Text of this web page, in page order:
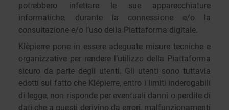
potrebbero infettare le sue apparecchiature
informatiche, durante la connessione e/o la
consultazione e/o l’uso della Piattaforma digitale.
Klèpierre pone in essere adeguate misure tecniche e
organizzative per rendere l’utilizzo della Piattaforma
sicuro da parte degli utenti. Gli utenti sono tuttavia
edotti sul fatto che Klépierre, entro i limiti inderogabili
di legge, non risponde per eventuali danni o perdite di
dati che a questi derivino da errori, malfunzionamenti